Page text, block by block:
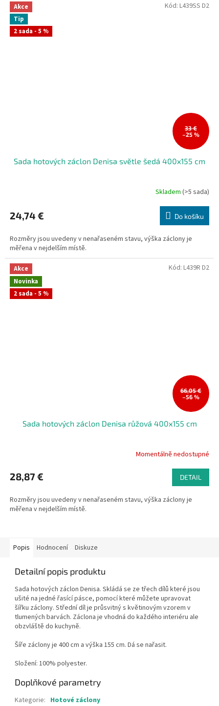
Akce
Tip
2 sada - 5 %
33 €
–25 %
Sada hotových záclon Denisa světle šedá 400x155 cm
Skladem (>5 sada)
24,74 € Do košíku
Rozměry jsou uvedeny v nenařaseném stavu, výška záclony je
měřena v nejdelším místě.
Kód: L439SS D2
Akce
Novinka
2 sada - 5 %
66,05 €
–56 %
Sada hotových záclon Denisa růžová 400x155 cm
Momentálně nedostupné
28,87 € DETAIL
Rozměry jsou uvedeny v nenařaseném stavu, výška záclony je
měřena v nejdelším místě.
Kód: L439R D2
Popis Hodnocení Diskuze
Detailní popis produktu
Sada hotových záclon Denisa. Skládá se ze třech dílů které jsou
ušité na jedné řasící pásce, pomocí které můžete upravovat
šířku záclony. Střední díl je průsvitný s květinovým vzorem v
tlumených barvách. Záclona je vhodná do každého interiéru ale
obzvláště do kuchyně.
Šíře záclony je 400 cm a výška 155 cm. Dá se nařasit.
Složení: 100% polyester.
Doplňkové parametry
Kategorie: Hotové záclony